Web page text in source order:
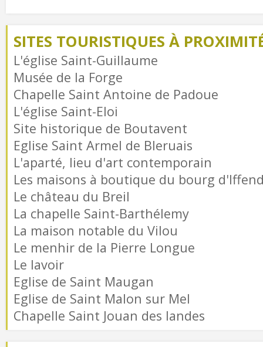
SITES TOURISTIQUES À
L'église Saint-Guillaume
Musée de la Forge
Chapelle Saint Antoine de Padoue
L'église Saint-Eloi
Site historique de Boutavent
Eglise Saint Armel de Bleruais
L'aparté, lieu d'art contemporain
Les maisons à boutique du bourg
Le château du Breil
La chapelle Saint-Barthélemy
La maison notable du Vilou
Le menhir de la Pierre Longue
Le lavoir
Eglise de Saint Maugan
Eglise de Saint Malon sur Mel
Chapelle Saint Jouan des landes